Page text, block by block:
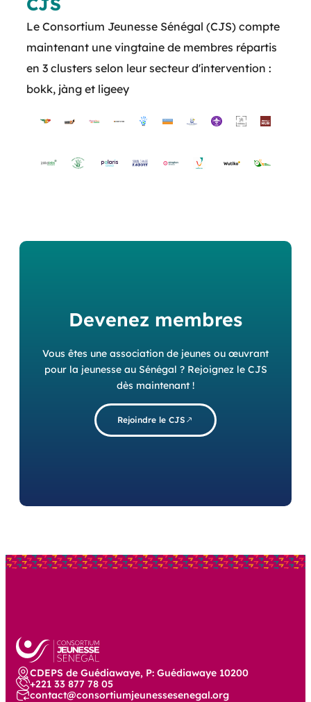
Le Consortium Jeunesse Sénégal (CJS) compte
maintenant une vingtaine de membres répartis
en 3 clusters selon leur secteur d'intervention :
bokk, jàng et ligeey
Devenez membres
Vous êtes une association de jeunes ou œuvrant
pour la jeunesse au Sénégal ? Rejoignez le CJS
dès maintenant !
Rejoindre le CJS
CDEPS de Guédiawaye, P: Guédiawaye 10200
+221 33 877 78 05
contact@consortiumjeunessesenegal.org